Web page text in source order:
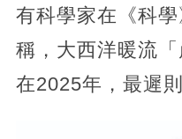
有科學家在《科
稱，大西洋暖流
在2025年，最遲